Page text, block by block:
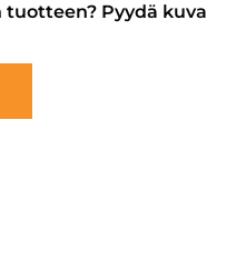
Pyydä kuva